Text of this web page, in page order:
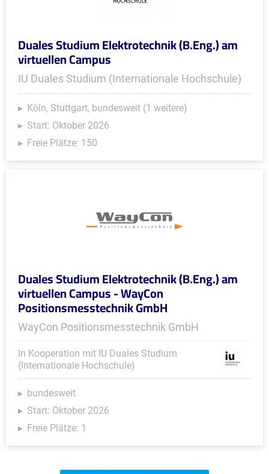
Duales Studium Elektrotechnik (B.Eng.) am
virtuellen Campus
IU Duales Studium (Internationale Hochschule)
Köln, Stuttgart, bundesweit (1 weitere)
Start: Oktober 2026
Freie Plätze: 150
Duales Studium Elektrotechnik (B.Eng.) am
virtuellen Campus - WayCon
Positionsmesstechnik GmbH
WayCon Positionsmesstechnik GmbH
In Kooperation mit IU Duales Studium
(Internationale Hochschule)
bundesweit
Start: Oktober 2026
Freie Plätze: 1